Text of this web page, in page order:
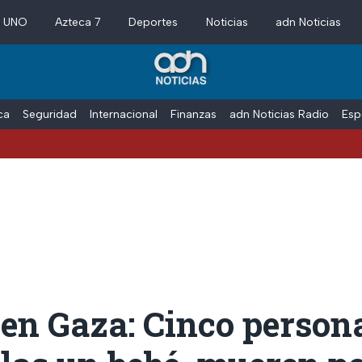
Azteca 7 Deportes Noticias adn Noticias
Seguridad Internacional Finanzas adn Noticias Radio
Gaza: Cinco